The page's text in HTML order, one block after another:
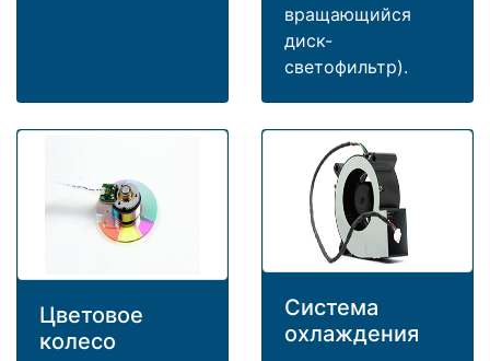
вращающийся
диск-
светофильтр).
Цветовое
колесо
Система
охлаждения